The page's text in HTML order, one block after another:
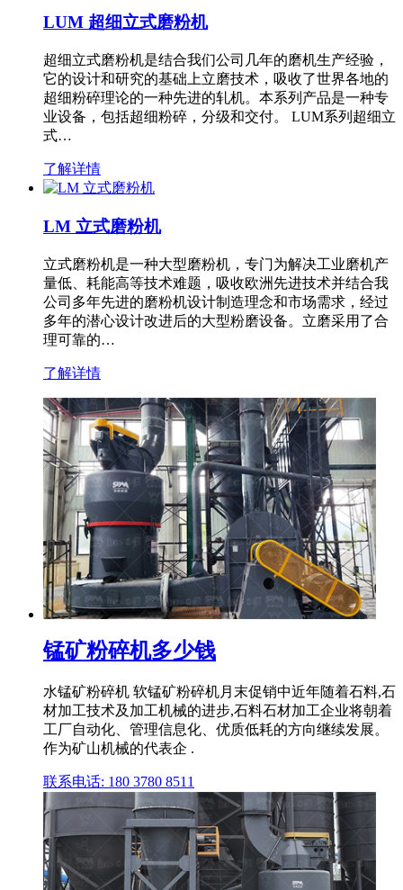
LUM 超细立式磨粉机
超细立式磨粉机是结合我们公司几年的磨机生产经验，
它的设计和研究的基础上立磨技术，吸收了世界各地的
超细粉碎理论的一种先进的轧机。本系列产品是一种专
业设备，包括超细粉碎，分级和交付。 LUM系列超细立
式…
了解详情
LM 立式磨粉机
立式磨粉机是一种大型磨粉机，专门为解决工业磨机产
量低、耗能高等技术难题，吸收欧洲先进技术并结合我
公司多年先进的磨粉机设计制造理念和市场需求，经过
多年的潜心设计改进后的大型粉磨设备。立磨采用了合
理可靠的…
了解详情
锰矿粉碎机多少钱
水锰矿粉碎机 软锰矿粉碎机月末促销中近年随着石料,石
材加工技术及加工机械的进步,石料石材加工企业将朝着
工厂自动化、管理信息化、优质低耗的方向继续发展。
作为矿山机械的代表企 .
联系电话: 180 3780 8511